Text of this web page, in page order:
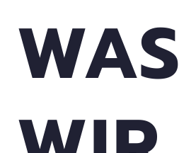
WAS